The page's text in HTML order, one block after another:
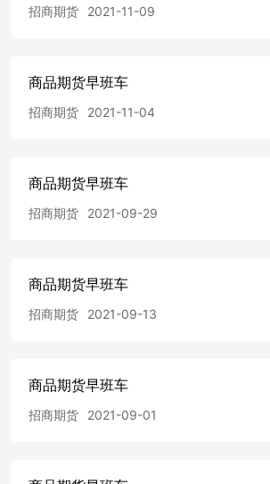
招商期货 2021-11-09
商品期货早班车
招商期货 2021-11-04
商品期货早班车
招商期货 2021-09-29
商品期货早班车
招商期货 2021-09-13
商品期货早班车
招商期货 2021-09-01